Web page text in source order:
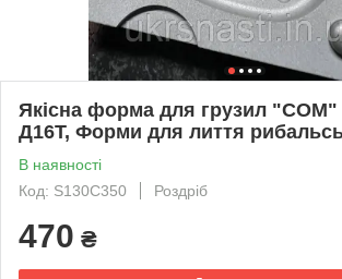
Якісна форма для грузил "СОМ"
Д16Т, Форми для лиття
В наявності
Код: S130С350
Роздріб
470 ₴